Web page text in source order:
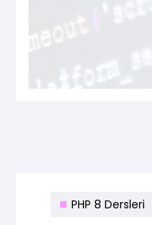
PHP 8 Dersleri